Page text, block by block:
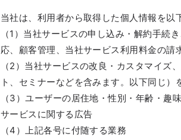
当社は、利用者から取得した個人情報を以
（1）当社サービスの申し込み・解約手続
応、顧客管理、当社サービス利用料金の請
（2）当社サービスの改良・カスタマイズ
ト、セミナーなどを含みます。以下同じ
（3）ユーザーの居住地・性別・年齢・趣
サービスに関する広告
（4）上記各号に付随する業務